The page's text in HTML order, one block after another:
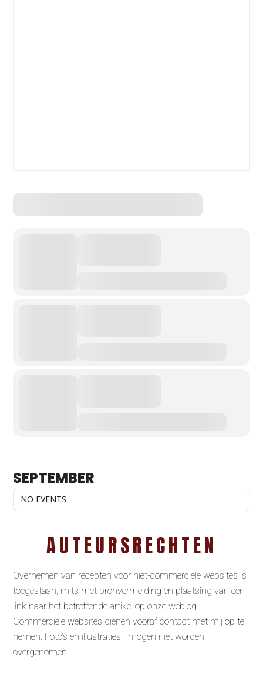
SEPTEMBER
NO EVENTS
AUTEURSRECHTEN
Overnemen van recepten voor niet-commerciële websites is
toegestaan, mits met bronvermelding en plaatsing van een
link naar het betreffende artikel op onze weblog.
Commerciële websites dienen vooraf contact met mij op te
nemen. Foto’s en illustraties mogen niet worden
overgenomen!